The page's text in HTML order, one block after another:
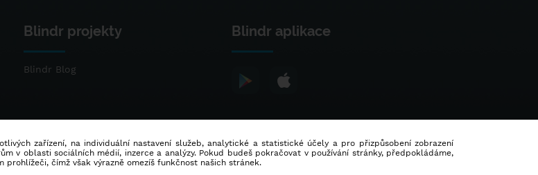
Blindr projekty
Blindr Blog
Blindr aplikace
zařízení, na individuální nastavení služeb, analytické a statistické účely a pro přizpůsobení zobrazení
v oblasti sociálních médií, inzerce a analýzy. Pokud budeš pokračovat v používání stránky, předpokládáme,
prohlížeči, čímž však výrazně omezíš funkčnost našich stránek.